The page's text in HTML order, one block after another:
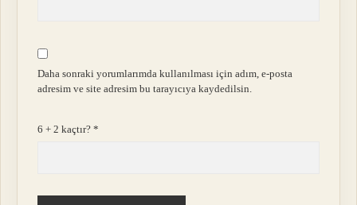
Daha sonraki yorumlarımda kullanılması için adım, e-posta
adresim ve site adresim bu tarayıcıya kaydedilsin.
6 + 2 kaçtır?*